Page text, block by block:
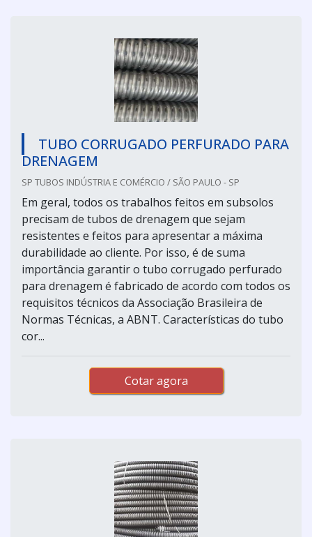
TUBO CORRUGADO PERFURADO PARA
DRENAGEM
SP TUBOS INDÚSTRIA E COMÉRCIO / SÃO PAULO - SP
Em geral, todos os trabalhos feitos em subsolos
precisam de tubos de drenagem que sejam
resistentes e feitos para apresentar a máxima
durabilidade ao cliente. Por isso, é de suma
importância garantir o tubo corrugado perfurado
para drenagem é fabricado de acordo com todos os
requisitos técnicos da Associação Brasileira de
Normas Técnicas, a ABNT. Características do tubo
cor...
Cotar agora